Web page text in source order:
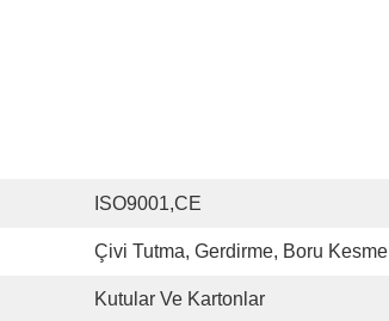
ISO9001,CE
Çivi Tutma, Gerdirme, Boru Kesme
Kutular Ve Kartonlar